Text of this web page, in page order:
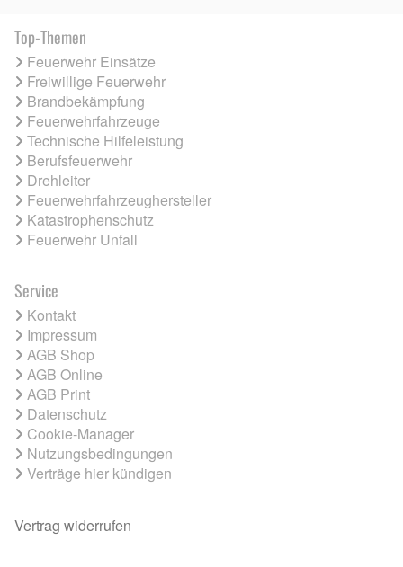
Top-Themen
Feuerwehr Einsätze
Freiwillige Feuerwehr
Brandbekämpfung
Feuerwehrfahrzeuge
Technische Hilfeleistung
Berufsfeuerwehr
Drehleiter
Feuerwehrfahrzeughersteller
Katastrophenschutz
Feuerwehr Unfall
Service
Kontakt
Impressum
AGB Shop
AGB Online
AGB Print
Datenschutz
Cookie-Manager
Nutzungsbedingungen
Verträge hier kündigen
Vertrag widerrufen